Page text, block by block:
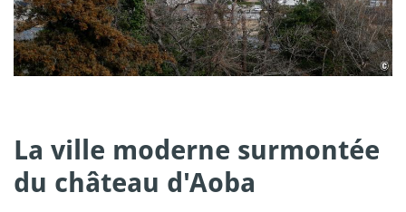
La ville moderne surmontée
du château d'Aoba